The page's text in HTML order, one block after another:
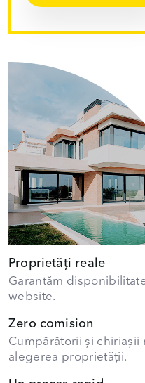
Proprietăți reale
Garantăm
website.
Zero comision
Cumpărătorii și chiriașii
alegerea proprietății.